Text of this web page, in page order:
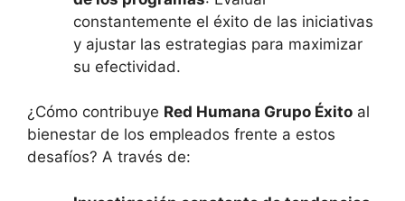
constantemente el éxito de las iniciativas
y ajustar las estrategias para maximizar
su efectividad.
¿Cómo contribuye Red Humana Grupo Éxito al
bienestar de los empleados frente a estos
desafíos? A través de: